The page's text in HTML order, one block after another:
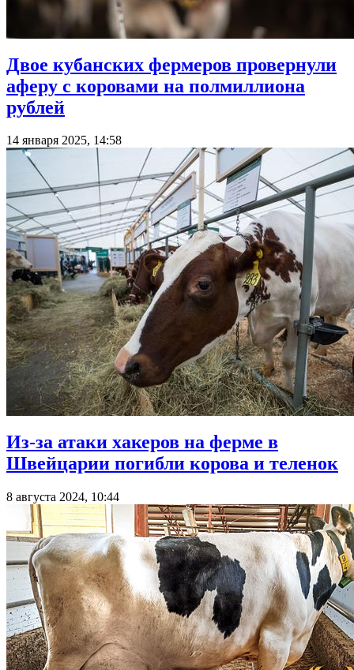
Двое кубанских фермеров провернули
аферу с коровами на полмиллиона
рублей
14 января 2025, 14:58
Из-за атаки хакеров на ферме в
Швейцарии погибли корова и теленок
8 августа 2024, 10:44